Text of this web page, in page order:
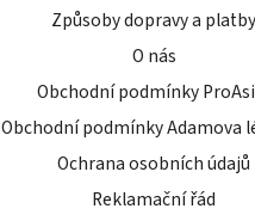
Způsoby dopravy a platby
O nás
Obchodní podmínky
Obchodní podmínky Adamova
Ochrana osobních údajů
Reklamační řád